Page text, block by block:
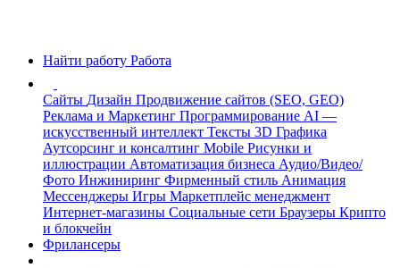
Найти работу Работа
Сайты Дизайн Продвижение сайтов (SEO, GEO)
Реклама и Маркетинг Программирование AI —
искусственный интеллект Тексты 3D Графика
Аутсорсинг и консалтинг Mobile Рисунки и
иллюстрации Автоматизация бизнеса Аудио/Видео/
Фото Инжиниринг Фирменный стиль Анимация
Мессенджеры Игры Маркетплейс менеджмент
Интернет-магазины Социальные сети Браузеры Крипто
и блокчейн
Фрилансеры